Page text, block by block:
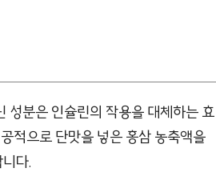
성분은 인슐린의 작용을 대체하는 효
적으로 단맛을 넣은 홍삼 농축액을
다.